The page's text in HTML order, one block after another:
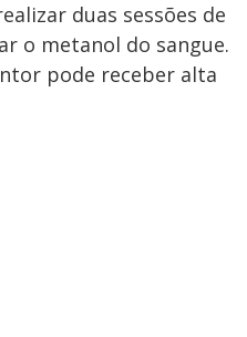
duas sessões de
o metanol do sangue.
pode receber alta